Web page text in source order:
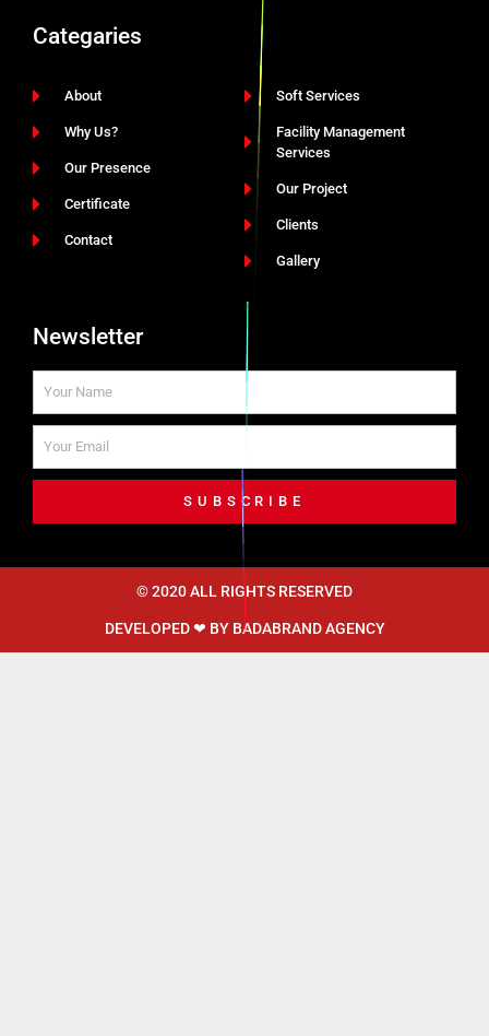
Categaries
About
Why Us?
Our Presence
Certificate
Contact
Soft Services
Facility Management
Services
Our Project
Clients
Gallery
Newsletter
SUBSCRIBE
© 2020 ALL RIGHTS RESERVED​
DEVELOPED ❤ BY BADABRAND AGENCY